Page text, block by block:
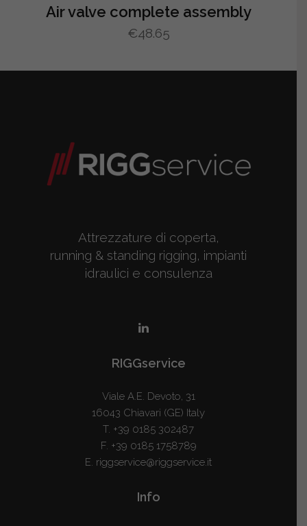
Air valve complete assembly
€48.65
Attrezzature di coperta,
running & standing rigging, impianti
idraulici e consulenza
RIGGservice
Viale A.E. Devoto, 31
16043 Chiavari (GE) Italy
T. +39 0185 302487
F. +39 0185 1758789
E. riggservice@riggservice.it
Info